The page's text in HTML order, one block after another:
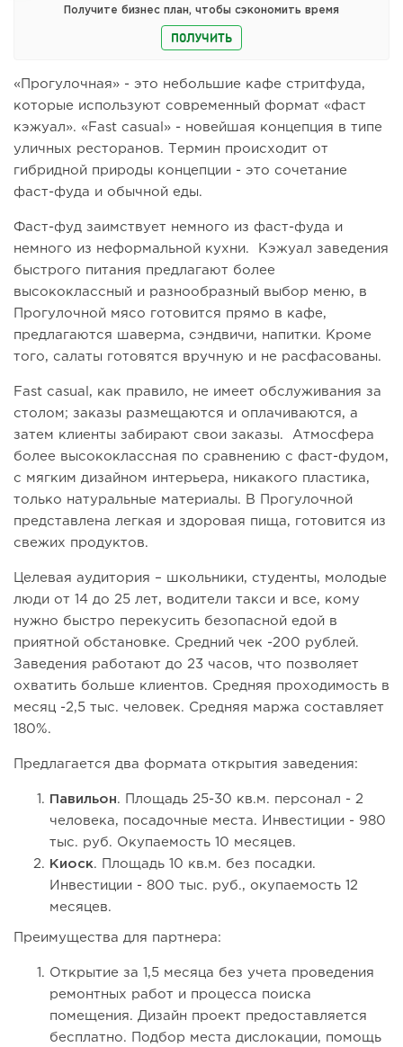
Получите бизнес план, чтобы сэкономить время
ПОЛУЧИТЬ
«Прогулочная» - это небольшие кафе стритфуда,
которые используют современный формат «фаст
кэжуал». «Fast casual» - новейшая концепция в типе
уличных ресторанов. Термин происходит от
гибридной природы концепции - это сочетание
фаст-фуда и обычной еды.
Фаст-фуд заимствует немного из фаст-фуда и
немного из неформальной кухни. Кэжуал заведения
быстрого питания предлагают более
высококлассный и разнообразный выбор меню, в
Прогулочной мясо готовится прямо в кафе,
предлагаются шаверма, сэндвичи, напитки. Кроме
того, салаты готовятся вручную и не расфасованы.
Fast casual, как правило, не имеет обслуживания за
столом; заказы размещаются и оплачиваются, а
затем клиенты забирают свои заказы. Атмосфера
более высококлассная по сравнению с фаст-фудом,
с мягким дизайном интерьера, никакого пластика,
только натуральные материалы. В Прогулочной
представлена легкая и здоровая пища, готовится из
свежих продуктов.
Целевая аудитория – школьники, студенты, молодые
люди от 14 до 25 лет, водители такси и все, кому
нужно быстро перекусить безопасной едой в
приятной обстановке. Средний чек -200 рублей.
Заведения работают до 23 часов, что позволяет
охватить больше клиентов. Средняя проходимость в
месяц -2,5 тыс. человек. Средняя маржа составляет
180%.
Предлагается два формата открытия заведения:
Павильон. Площадь 25-30 кв.м. персонал - 2
человека, посадочные места. Инвестиции - 980
тыс. руб. Окупаемость 10 месяцев.
Киоск. Площадь 10 кв.м. без посадки.
Инвестиции - 800 тыс. руб., окупаемость 12
месяцев.
Преимущества для партнера:
Открытие за 1,5 месяца без учета проведения
ремонтных работ и процесса поиска
помещения. Дизайн проект предоставляется
бесплатно. Подбор места дислокации, помощь